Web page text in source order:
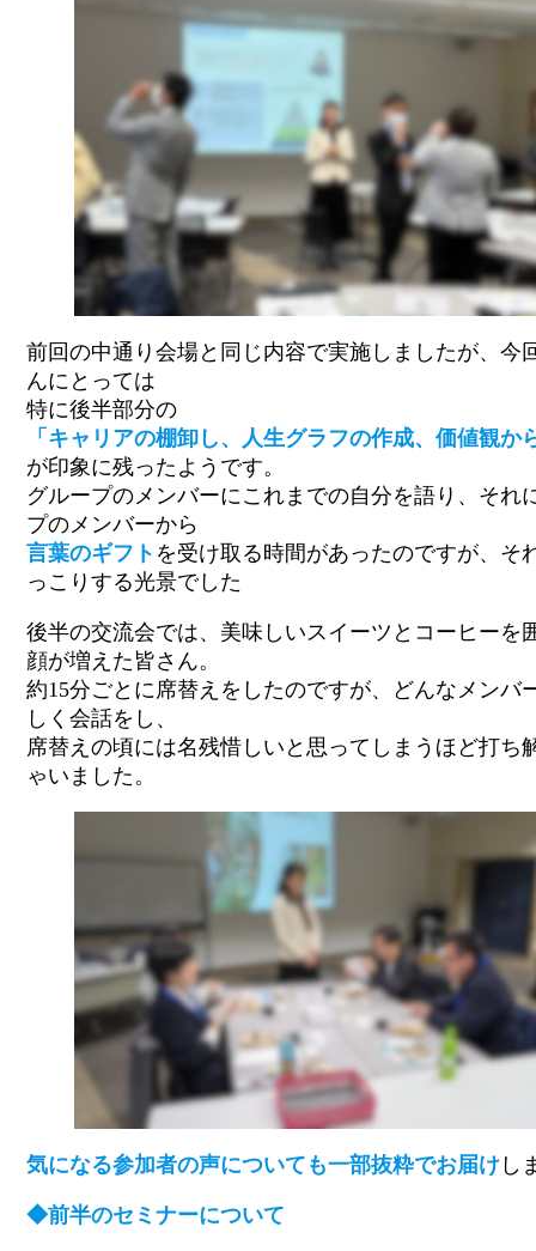
前回の中通り会場と同じ内容で実施しましたが、今
んにとっては
特に後半部分の
「キャリアの棚卸し、人生グラフの作成、価値観か
が印象に残ったようです。
グループのメンバーにこれまでの自分を語り、それ
プのメンバーから
言葉のギフト を受け取る時間があったのですが、そ
っこりする光景でした
後半の交流会では、美味しいスイーツとコーヒーを
顔が増えた皆さん。
約15分ごとに席替えをしたのですが、どんなメンバ
しく会話をし、
席替えの頃には名残惜しいと思ってしまうほど打ち
ゃいました。
気になる参加者の声についても一部抜粋でお届け し
◆前半のセミナーについて